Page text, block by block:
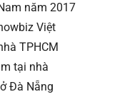
năm 2017
Việt
TPHCM
tại nhà
Đà Nẵng